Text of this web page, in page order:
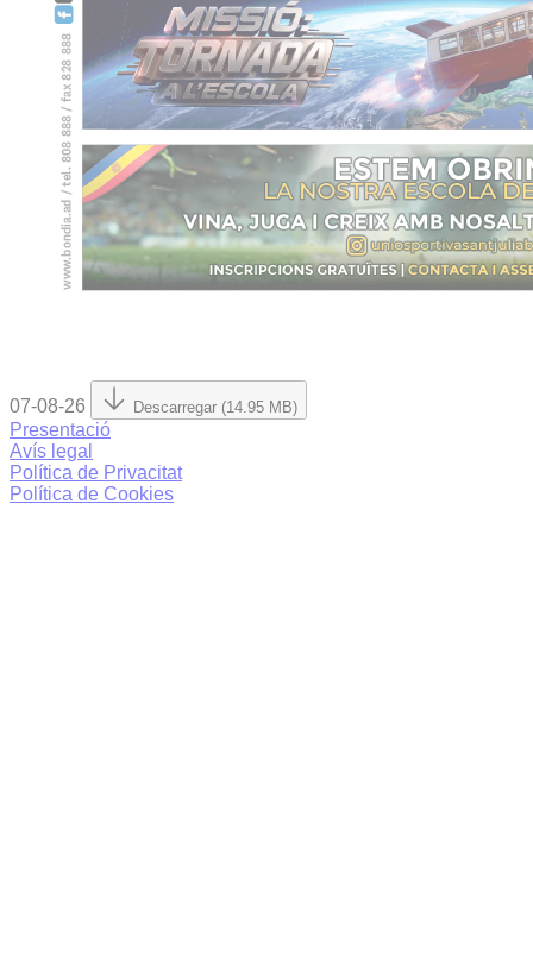
07-08-26 Descarregar (14.95 MB)
Presentació
Avís legal
Política de Privacitat
Política de Cookies